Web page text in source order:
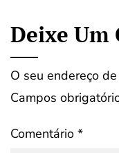
Deixe Um
O seu endereço
Campos
Comentário *